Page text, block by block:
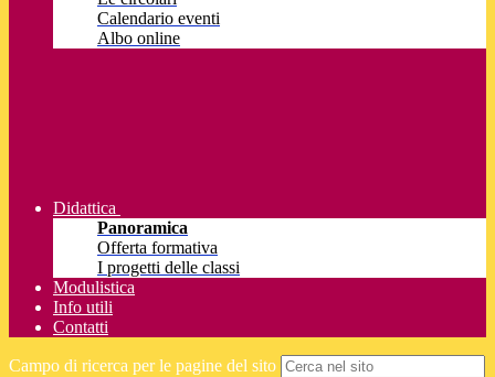
Calendario eventi
Albo online
Didattica
Panoramica
Offerta formativa
I progetti delle classi
Modulistica
Info utili
Contatti
Campo di ricerca per le pagine del sito